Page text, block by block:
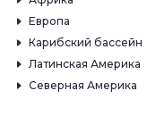
Европа
Карибский бассейн
Латинская Америка
Северная Америка